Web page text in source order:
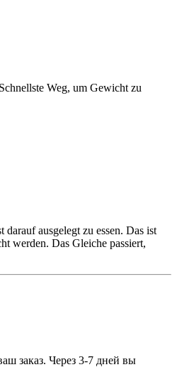
Weg, um Gewicht zu
ausgelegt zu essen. Das ist
werden. Das Gleiche passiert,
заказ. Через 3-7 дней вы